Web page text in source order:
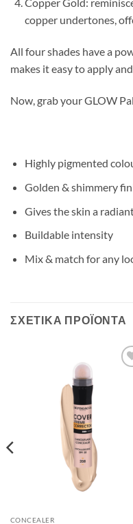
copper undertones,
All four shades have a
makes it easy to apply
Now, grab your GLOW
Highly pigmented
Golden & shimmery
Gives the skin a
Buildable intensity
Mix & match for any
ΣΧΕΤΙΚΆ ΠΡΟΪΌΝΤΑ
CONCEALER